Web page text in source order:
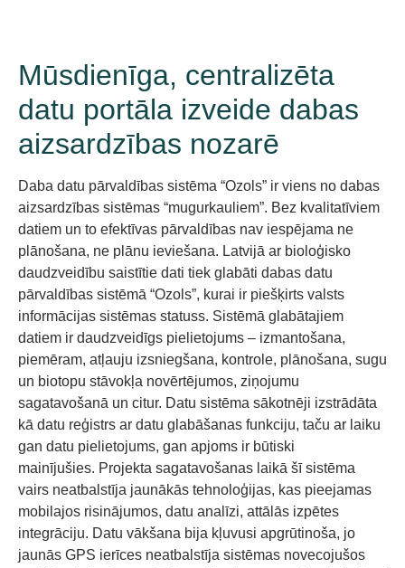
Mūsdienīga, centralizēta
datu portāla izveide dabas
aizsardzības nozarē
Daba datu pārvaldības sistēma “Ozols” ir viens no dabas
aizsardzības sistēmas “mugurkauliem”. Bez kvalitatīviem
datiem un to efektīvas pārvaldības nav iespējama ne
plānošana, ne plānu ieviešana. Latvijā ar bioloģisko
daudzveidību saistītie dati tiek glabāti dabas datu
pārvaldības sistēmā “Ozols”, kurai ir piešķirts valsts
informācijas sistēmas statuss. Sistēmā glabātajiem
datiem ir daudzveidīgs pielietojums – izmantošana,
piemēram, atļauju izsniegšana, kontrole, plānošana, sugu
un biotopu stāvokļa novērtējumos, ziņojumu
sagatavošanā un citur. Datu sistēma sākotnēji izstrādāta
kā datu reģistrs ar datu glabāšanas funkciju, taču ar laiku
gan datu pielietojums, gan apjoms ir būtiski
mainījušies. Projekta sagatavošanas laikā šīsistēma
vairs neatbalstīja jaunākās tehnoloģijas, kas pieejamas
mobilajos risinājumos, datu analīzi, attāl ās izpētes
integrāciju. Datu vākšana bija kļuvusi apgrūtinoša, jo
jaunās GPS ierīces neatbalstīja sistēmas novecojušos